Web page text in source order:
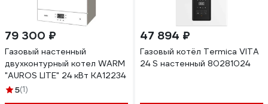
79 300 ₽
Газовый настенный
двухконтурный котел WARM
"AUROS LITE" 24 кВт KA12234
5(1)
47 894 ₽
Газовый котёл Termica VITA
24 S настенный 80281024